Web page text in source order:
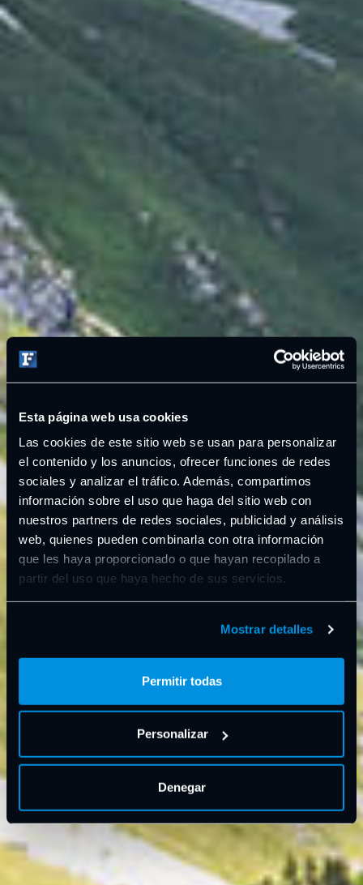
Esta página web usa cookies
Las cookies de este sitio web se usan para personalizar
el contenido y los anuncios, ofrecer funciones de redes
sociales y analizar el tráfico. Además, compartimos
información sobre el uso que haga del sitio web con
nuestros partners de redes sociales, publicidad y análisis
web, quienes pueden combinarla con otra información
que les haya proporcionado o que hayan recopilado a
partir del uso que haya hecho de sus servicios.
Mostrar detalles
Permitir todas
Personalizar
Denegar